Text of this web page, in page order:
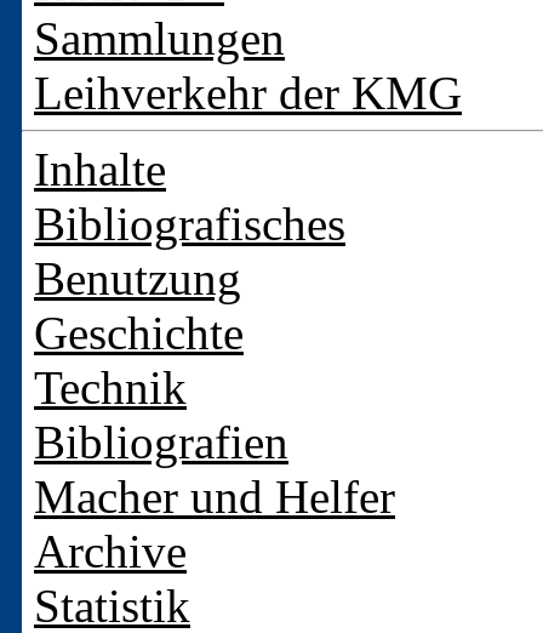
Sammlungen
Leihverkehr der KMG
Inhalte
Bibliografisches
Benutzung
Geschichte
Technik
Bibliografien
Macher und Helfer
Archive
Statistik